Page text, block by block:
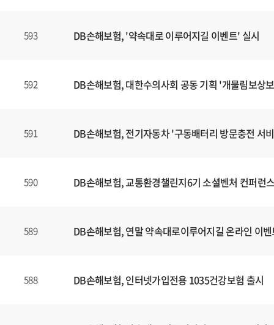
593 DB손해보험, '약속대로 이루어지길 이벤트' 실시
592 DB손해보험, 대한수의사회 공동 기획 '개물림보상
591 DB손해보험, 전기자동차 '구동배터리 방문충전 서
590 DB손해보험, 교통환경챌린지6기 소셜벤처 컨퍼런
589 DB손해보험, 연말 약속대로이루어지길 온라인 이
588 DB손해보험, 인터넷가입전용 1035건강보험 출시